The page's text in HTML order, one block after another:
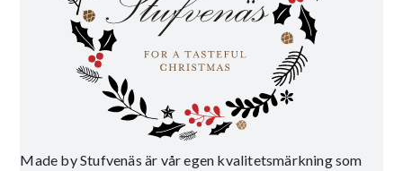
Made by Stufvenäs är vår egen kvalitetsmärkning som